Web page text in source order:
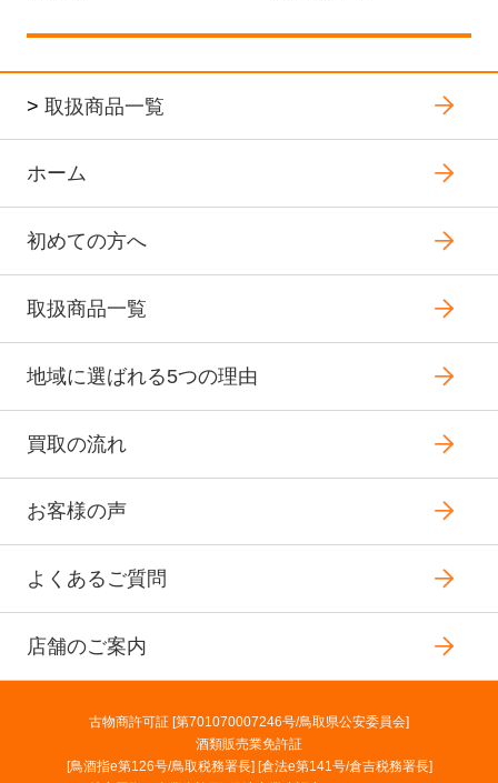
> 取扱商品一覧
ホーム
初めての方へ
取扱商品一覧
地域に選ばれる5つの理由
買取の流れ
お客様の声
よくあるご質問
店舗のご案内
古物商許可証 [第701070007246号/鳥取県公安委員会]
酒類販売業免許証
[鳥酒指e第126号/鳥取税務署長] [倉法e第141号/倉吉税務署長]